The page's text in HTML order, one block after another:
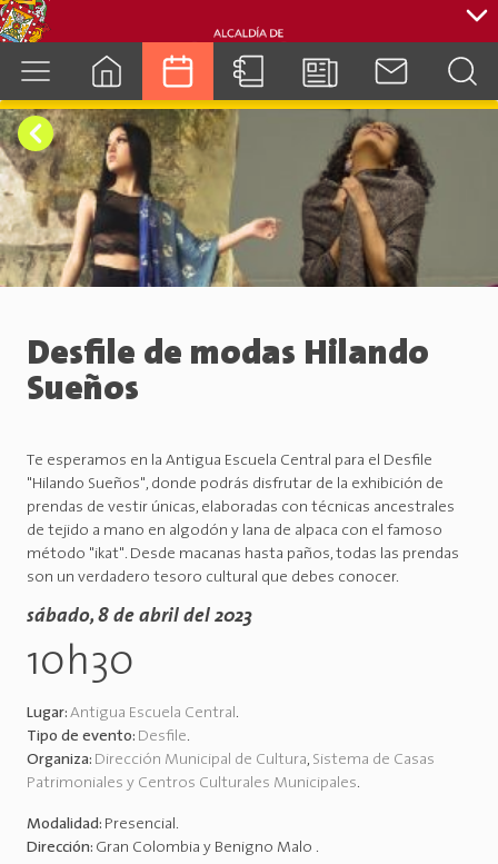
cuenca.gob.ec
Desfile de modas Hilando
Sueños
Te esperamos en la Antigua Escuela Central para el Desfile
"Hilando Sueños", donde podrás disfrutar de la exhibición de
prendas de vestir únicas, elaboradas con técnicas ancestrales
de tejido a mano en algodón y lana de alpaca con el famoso
método "ikat". Desde macanas hasta paños, todas las prendas
son un verdadero tesoro cultural que debes conocer.
sábado, 8 de abril del 2023
10h30
Lugar: Antigua Escuela Central.
Tipo de evento: Desfile.
Organiza: Dirección Municipal de Cultura, Sistema de Casas
Patrimoniales y Centros Culturales Municipales.
Modalidad: Presencial.
Dirección: Gran Colombia y Benigno Malo .